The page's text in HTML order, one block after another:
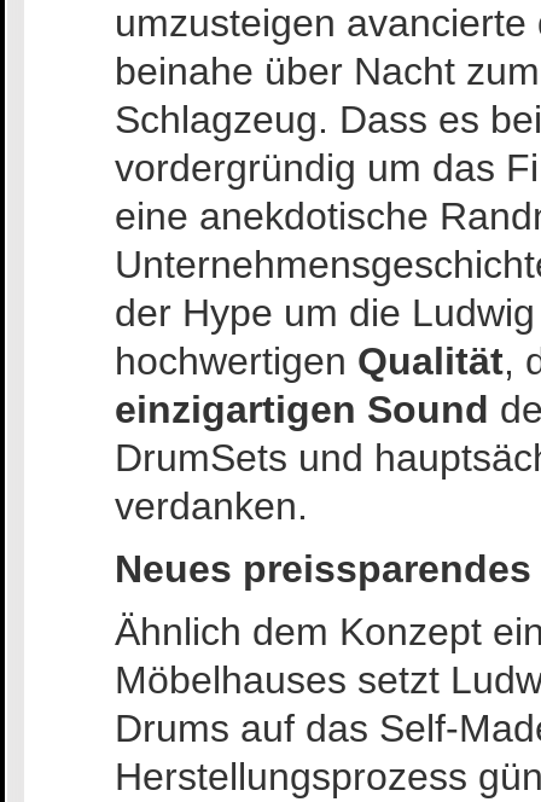
umzusteigen
beinahe über Nacht
Schlagzeug. Dass es
vordergründig um das
eine anekdotische
der Hype um die
hochwertigen Qualität,
einzigartigen Sound
DrumSets und
verdanken.
Neues
Ähnlich dem Konzept
Möbelhauses setzt
Drums auf das Self-
Herstellungsprozess